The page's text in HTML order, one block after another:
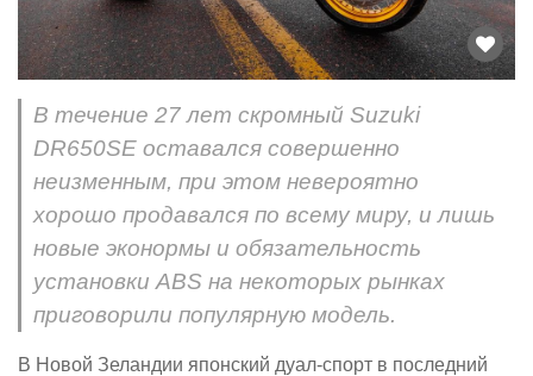
В течение 27 лет скромный Suzuki
DR650SE оставался совершенно
неизменным, при этом невероятно
хорошо продавался по всему миру, и лишь
новые эконормы и обязательность
установки ABS на некоторых рынках
приговорили популярную модель.
В Новой Зеландии японский дуал-спорт в последний